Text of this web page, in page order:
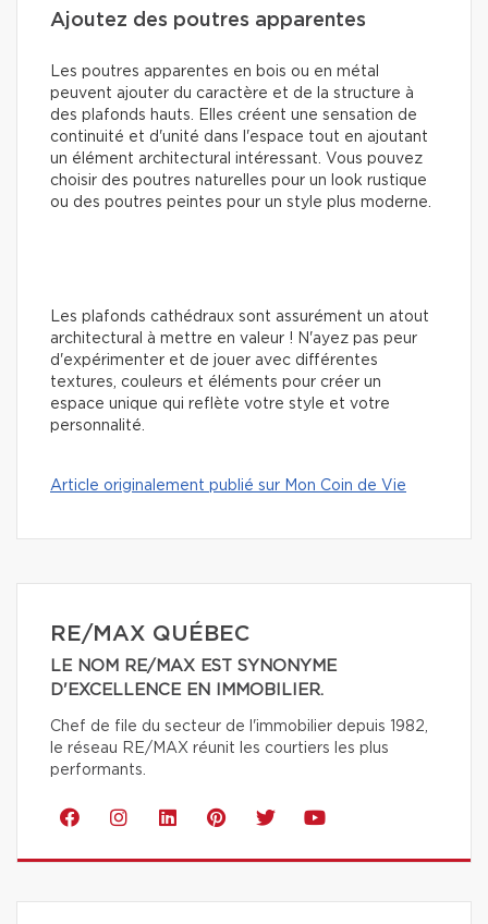
Ajoutez des poutres apparentes
Les poutres apparentes en bois ou en métal
peuvent ajouter du caractère et de la structure à
des plafonds hauts. Elles créent une sensation de
continuité et d'unité dans l'espace tout en ajoutant
un élément architectural intéressant. Vous pouvez
choisir des poutres naturelles pour un look rustique
ou des poutres peintes pour un style plus moderne.
Les plafonds cathédraux sont assurément un atout
architectural à mettre en valeur ! N'ayez pas peur
d'expérimenter et de jouer avec différentes
textures, couleurs et éléments pour créer un
espace unique qui reflète votre style et votre
personnalité.
Article originalement publié sur Mon Coin de Vie
RE/MAX QUÉBEC
LE NOM RE/MAX EST SYNONYME
D'EXCELLENCE EN IMMOBILIER.
Chef de file du secteur de l'immobilier depuis 1982,
le réseau RE/MAX réunit les courtiers les plus
performants.